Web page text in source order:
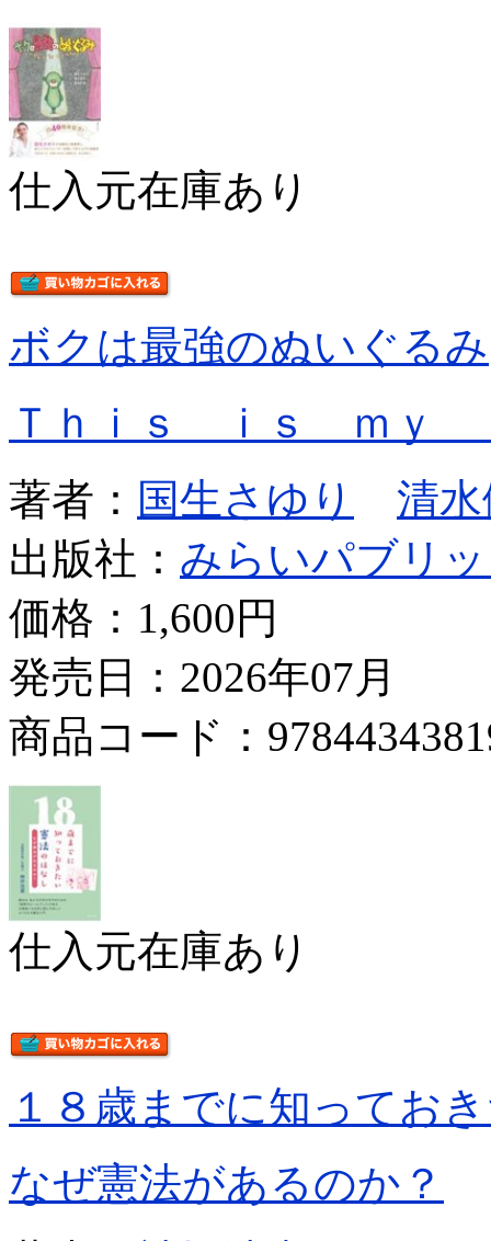
仕入元在庫あり
ボクは最強のぬいぐるみ
Ｔｈｉｓ ｉｓ ｍｙ
著者： 国生さゆり
清
出版社： みらいパブリ
価格： 1,600円
発売日：2026年07月
商品コード：
仕入元在庫あり
１８歳までに知ってお
なぜ憲法があるのか？